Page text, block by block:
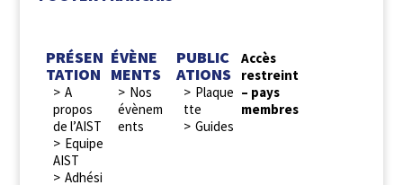
PRÉSEN
TATION
A
propos
de l’AIST
Equipe
AIST
Adhési
ÉVÈNE
MENTS
Nos
évènem
ents
PUBLIC
ATIONS
Plaque
tte
Guides
Accès
restreint
– pays
membres